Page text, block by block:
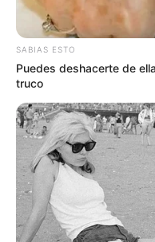
Le sugerimos leer:
quitaron $100.000
barrio Jardin
SABIAS ESTO
Puedes deshacerte de
truco